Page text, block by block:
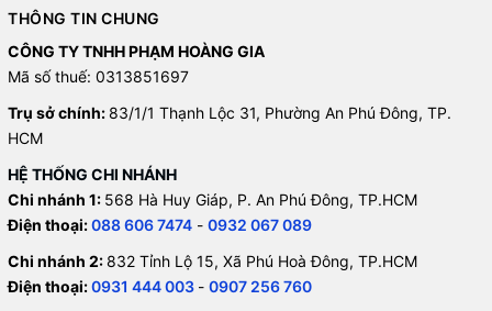
THÔNG TIN CHUNG
CÔNG TY TNHH PHẠM HOÀNG GIA
Mã số thuế: 0313851697
Trụ sở chính: 83/1/1 Thạnh Lộc 31, Phường An Phú Đông, TP.
HCM
HỆ THỐNG CHI NHÁNH
Chi nhánh 1: 568 Hà Huy Giáp, P. An Phú Đông, TP.HCM
Điện thoại:088 606 7474 - 0932 067 089
Chi nhánh 2: 832 Tỉnh Lộ 15, Xã Phú Hoà Đông, TP.HCM
Điện thoại:0931 444 003 - 0907 256 760